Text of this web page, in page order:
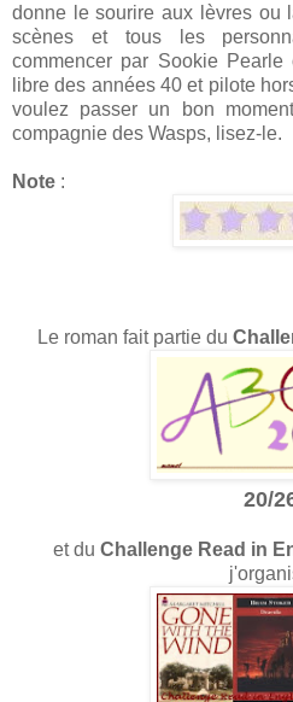
donne le sourire aux lèvres ou
scènes et tous les
commencer par Sookie
libre des années 40 et pilote
voulez passer un bon
compagnie des Wasps, lisez-le.
Note :
Le roman fait partie du
20/
et du Challenge Read in